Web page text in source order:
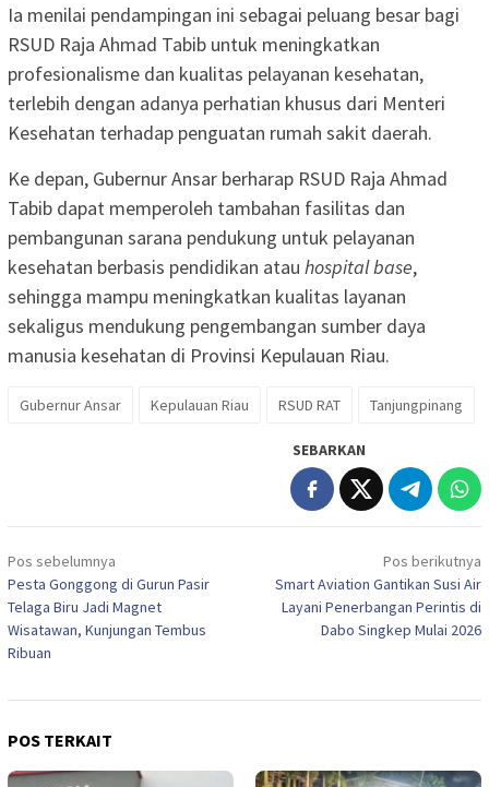
Ia menilai pendampingan ini sebagai peluang besar bagi
RSUD Raja Ahmad Tabib untuk meningkatkan
profesionalisme dan kualitas pelayanan kesehatan,
terlebih dengan adanya perhatian khusus dari Menteri
Kesehatan terhadap penguatan rumah sakit daerah.
Ke depan, Gubernur Ansar berharap RSUD Raja Ahmad
Tabib dapat memperoleh tambahan fasilitas dan
pembangunan sarana pendukung untuk pelayanan
kesehatan berbasis pendidikan atau hospital base,
sehingga mampu meningkatkan kualitas layanan
sekaligus mendukung pengembangan sumber daya
manusia kesehatan di Provinsi Kepulauan Riau.
Gubernur Ansar Kepulauan Riau RSUD RAT Tanjungpinang
SEBARKAN
Navigasi
pos
Pos sebelumnya
Pesta Gonggong di Gurun Pasir
Telaga Biru Jadi Magnet
Wisatawan, Kunjungan Tembus
Ribuan
Pos berikutnya
Smart Aviation Gantikan Susi Air
Layani Penerbangan Perintis di
Dabo Singkep Mulai 2026
POS TERKAIT